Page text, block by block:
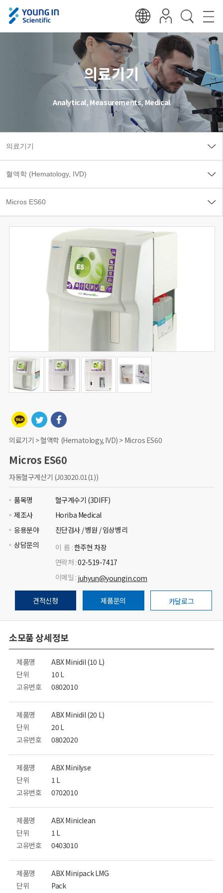
의료기기
Analytical, Measurements, Medical
의료기기 > 혈액학 (Hematology, IVD) > Micros ES60
Micros ES60
자동혈구계산기 (J03020.01(1))
품목명
혈구계수기 (3DIFF)
제조사
Horiba Medical
응용분야
진단검사 / 병원 / 임상병리
상담문의
이 름 :한주현 차장
연락처 :02-519-7417
이메일 : juhyun@youngin.com
견적신청 제품문의 카달로그
소모품 상세정보
제품명
ABX Minidil (10 L)
단위
10 L
고유번호
0802010
제품명
ABX Minidil (20 L)
단위
20 L
고유번호
0802020
제품명
ABX Minilyse
단위
1 L
고유번호
0702010
제품명
ABX Miniclean
단위
1 L
고유번호
0403010
제품명
ABX Minipack LMG
단위
Pack